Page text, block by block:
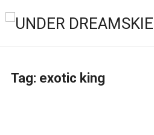
Tag: exotic king